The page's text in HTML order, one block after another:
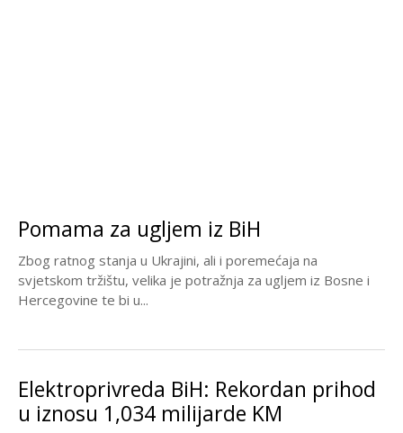
Pomama za ugljem iz BiH
Zbog ratnog stanja u Ukrajini, ali i poremećaja na
svjetskom tržištu, velika je potražnja za ugljem iz Bosne i
Hercegovine te bi u...
Elektroprivreda BiH: Rekordan prihod
u iznosu 1,034 milijarde KM